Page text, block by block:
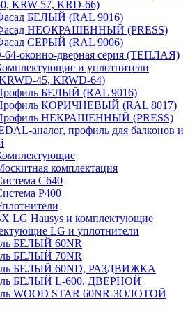
KRW-57, KRD-66)
БЕЛЫЙ (RAL 9016)
НЕОКРАШЕННЫЙ (PRESS)
СЕРЫЙ (RAL 9006)
64-оконно-дверная серия (ТЕПЛАЯ)
и уплотнители
45, KRWD-64)
БЕЛЫЙ (RAL 9016)
КОРИЧНЕВЫЙ (RAL 8017)
НЕКРАШЕННЫЙ (PRESS)
аналог, профиль для балконов и
комплектация
C640
P400
LG Hausys и комплектующие
LG и уплотнители
БЕЛЫЙ 60NR
БЕЛЫЙ 70NR
БЕЛЫЙ 60ND, РАЗДВИЖКА
БЕЛЫЙ L-600, ДВЕРНОЙ
WOOD STAR 60NR-ЗОЛОТОЙ